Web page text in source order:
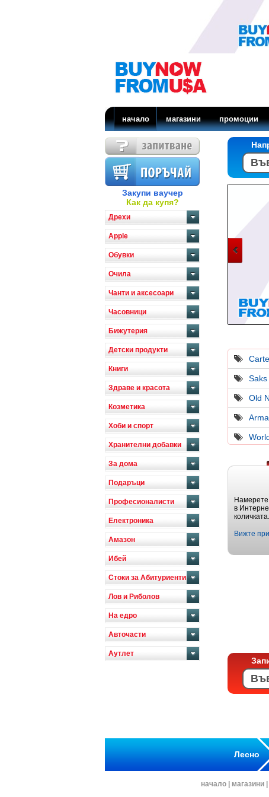
начало магазини промоции
Закупи ваучер
Как да купя?
Дрехи
Apple
Обувки
Очила
Чанти и аксесоари
Часовници
Бижутерия
Детски продукти
Книги
Здраве и красота
Козметика
Хоби и спорт
Хранителни добавки
За дома
Подаръци
Професионалисти
Електроника
Амазон
Ибей
Стоки за Абитуриенти
Лов и Риболов
На едро
Авточасти
Аутлет
Old
в
количката.
Вижте
Лесно
начало магазини